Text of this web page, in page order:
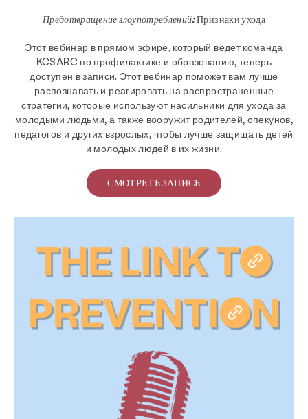
Предотвращение злоупотреблений:Признаки ухода
Этот вебинар в прямом эфире, который ведет команда
KCSARC по профилактике и образованию, теперь
доступен в записи. Этот вебинар поможет вам лучше
распознавать и реагировать на распространенные
стратегии, которые используют насильники для ухода за
молодыми людьми, а также вооружит родителей, опекунов,
педагогов и других взрослых, чтобы лучше защищать детей
и молодых людей в их жизни.
СМОТРЕТЬ ЗАПИСЬ